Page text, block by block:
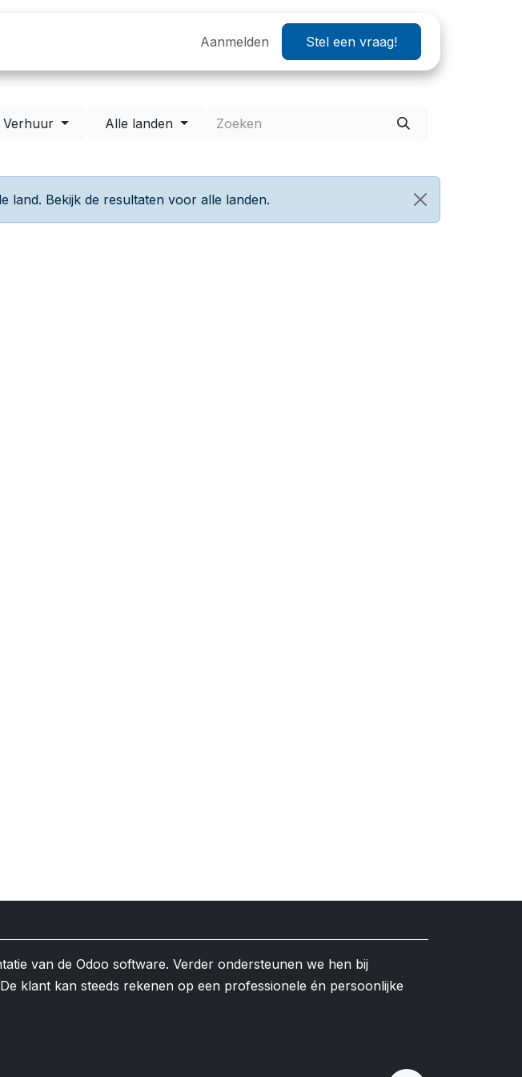
Helpdesk OXP 2026 Wij zoeken
Aanmelden Stel een vraag!
Verhuur Alle landen
land. Bekijk de resultaten voor alle landen.
van de Odoo software. Verder ondersteunen we hen bij
klant kan steeds rekenen op een professionele én persoonlijke